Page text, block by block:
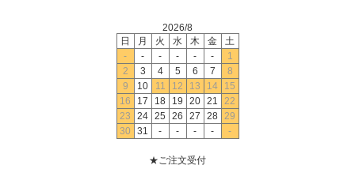
2026/8
日
月 火 水 木 金
土
-
- - - - -
1
2
3 4 5 6 7
8
9
10 11 12 13 14
15
16
17 18 19 20 21
22
23
24 25 26 27 28 29
30
31 - - - - -
★ご注文受付